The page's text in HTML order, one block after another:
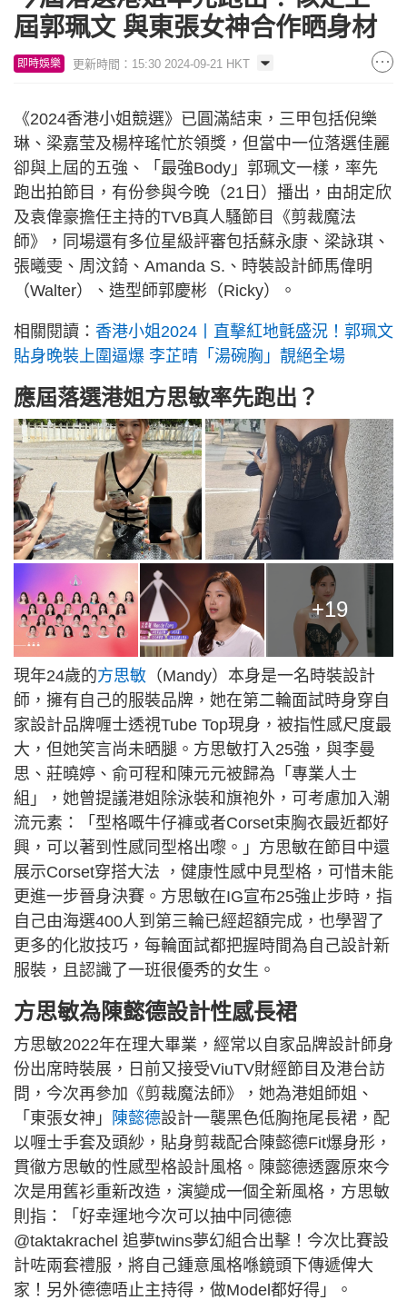
屆郭珮文 與東張女神合作晒身材
即時娛樂 更新時間：15:30 2024-09-21 HKT
《2024香港小姐競選》已圓滿結束，三甲包括倪樂
琳、梁嘉莹及楊梓瑤忙於領獎，但當中一位落選佳麗
卻與上屆的五強、「最強Body」郭珮文一樣，率先
跑出拍節目，有份參與今晚（21日）播出，由胡定欣
及袁偉豪擔任主持的TVB真人騷節目《剪裁魔法
師》，同場還有多位星級評審包括蘇永康、梁詠琪、
張曦雯、周汶錡、Amanda S.、時裝設計師馬偉明
（Walter）、造型師郭慶彬（Ricky）。
相關閱讀： 香港小姐2024丨直擊紅地氈盛況！郭珮文
貼身晚裝上圍逼爆 李芷晴「湯碗胸」靚絕全場
應屆落選港姐方思敏率先跑出？
+19
現年24歲的方思敏 （Mandy）本身是一名時裝設計
師，擁有自己的服裝品牌，她在第二輪面試時身穿自
家設計品牌喱士透視Tube Top現身，被指性感尺度最
大，但她笑言尚未晒腿。方思敏打入25強，與李曼
思、莊曉婷、俞可程和陳元元被歸為「專業人士
組」，她曾提議港姐除泳裝和旗袍外，可考慮加入潮
流元素：「型格嘅牛仔褲或者Corset束胸衣最近都好
興，可以著到性感同型格出嚟。」方思敏在節目中還
展示Corset穿搭大法 ，健康性感中見型格，可惜未能
更進一步晉身決賽。方思敏在IG宣布25強止步時，指
自己由海選400人到第三輪已經超額完成，也學習了
更多的化妝技巧，每輪面試都把握時間為自己設計新
服裝，且認識了一班很優秀的女生。
方思敏為陳懿德設計性感長裙
方思敏2022年在理大畢業，經常以自家品牌設計師身
份出席時裝展，日前又接受ViuTV財經節目及港台訪
問，今次再參加《剪裁魔法師》，她為港姐師姐、
「東張女神」
陳懿德設計一襲黑色低胸拖尾長裙，配
以喱士手套及頭紗，貼身剪裁配合陳懿德Fit爆身形，
貫徹方思敏的性感型格設計風格。陳懿德透露原來今
次是用舊衫重新改造，演變成一個全新風格，方思敏
則指：「好幸運地今次可以抽中同德德
@taktakrachel 追夢twins夢幻組合出擊！今次比賽設
計咗兩套禮服，將自己鍾意風格喺鏡頭下傳遞俾大
家！另外德德唔止主持得，做Model都好得」。